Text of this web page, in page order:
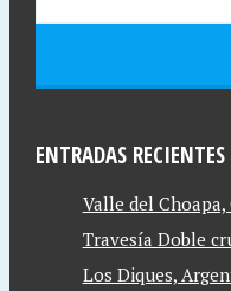
ENTRADAS RECIENTES
Valle del Choapa,
Travesía Doble
Los Diques,